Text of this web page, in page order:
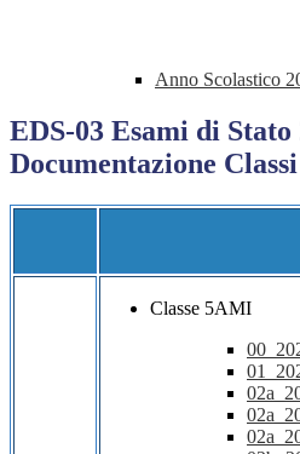
Anno Scolastico
EDS-03 Esami di Stato
Documentazione Classi
Classe 5AMI